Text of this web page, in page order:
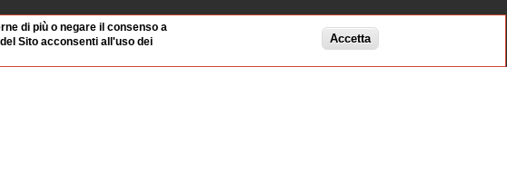
di più o negare il consenso a
Sito acconsenti all'uso dei
Accetta